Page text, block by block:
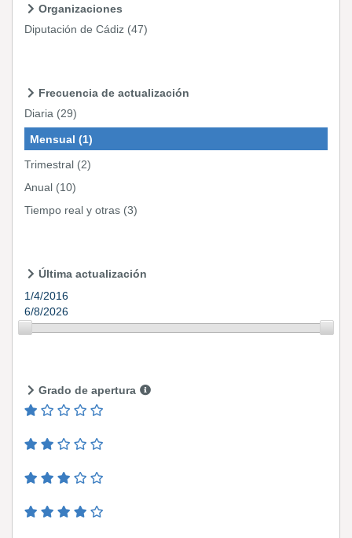
Organizaciones
Diputación de Cádiz (47)
Frecuencia de actualización
Diaria (29)
Mensual (1)
Trimestral (2)
Anual (10)
Tiempo real y otras (3)
Última actualización
1/4/2016
6/8/2026
Grado de apertura